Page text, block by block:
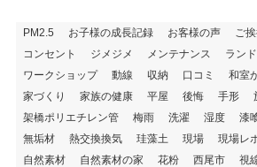
PM2.5 お子様の成長記録 お客様の声 ご
コンセント
ジメジメ メンテナンス ラン
ワークショップ
動線 収納 口コミ 和室
家づくり
家族の健康 平屋 後悔 手形
架橋ポリエチレン管
梅雨 洗濯 湿度 漆
無垢材
熱交換換気 珪藻土 現場 現場レ
自然素材
自然素材の家 花粉 西尾市 視